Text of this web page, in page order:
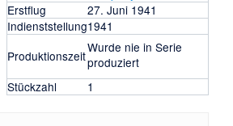
Erstflug
27. Juni 1941
Indienststellung1941
Produktionszeit
Wurde nie in Serie
produziert
Stückzahl
1